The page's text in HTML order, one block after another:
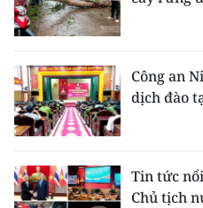
中文
FRANÇAIS
РУССКИЙ
Công an
dịch đào
Tin tức
Chủ tịch